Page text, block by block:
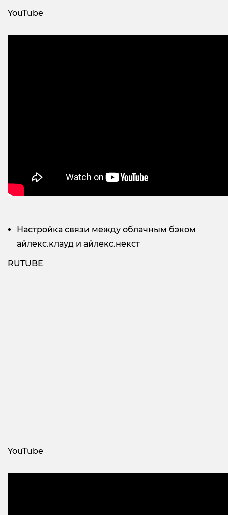
YouTube
Настройка связи между облачным бэком
айлекс.клауд и айлекс.некст
RUTUBE
YouTube